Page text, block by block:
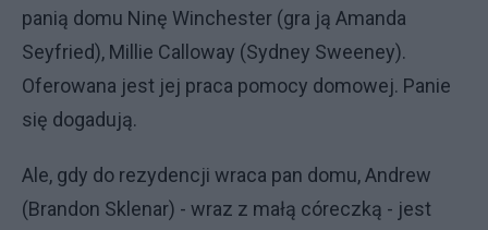
panią domu Ninę Winchester (gra ją Amanda
Seyfried), Millie Calloway (Sydney Sweeney).
Oferowana jest jej praca pomocy domowej. Panie
się dogadują.
Ale, gdy do rezydencji wraca pan domu, Andrew
(Brandon Sklenar) - wraz z małą córeczką - jest